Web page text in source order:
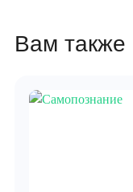
Вам также